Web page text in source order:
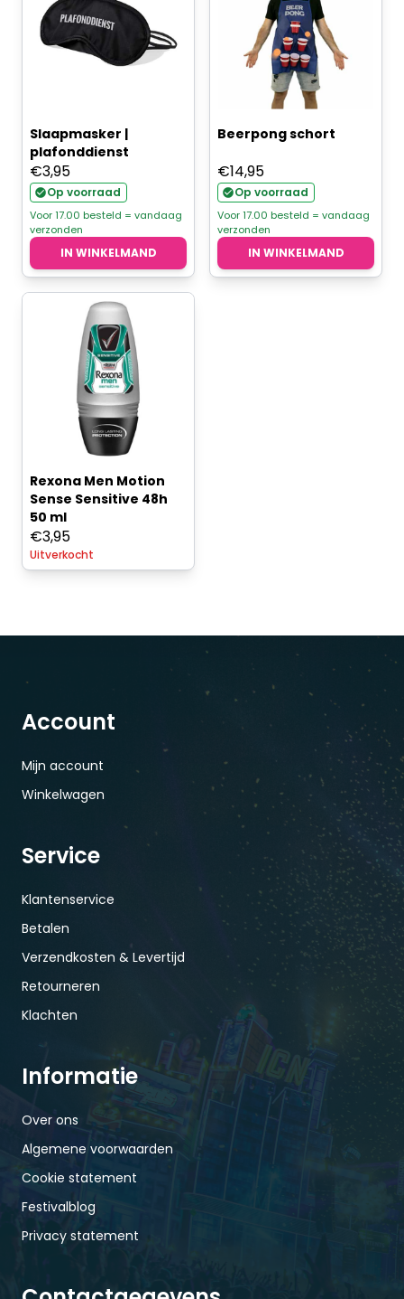
Slaapmasker |
plafonddienst
€3,95
Op voorraad
Voor 17.00 besteld = vandaag
verzonden
IN WINKELMAND
Beerpong schort
€14,95
Op voorraad
Voor 17.00 besteld = vandaag
verzonden
IN WINKELMAND
Rexona Men Motion
Sense Sensitive 48h
50 ml
€3,95
Uitverkocht
Account
Mijn account
Winkelwagen
Service
Klantenservice
Betalen
Verzendkosten & Levertijd
Retourneren
Klachten
Informatie
Over ons
Algemene voorwaarden
Cookie statement
Festivalblog
Privacy statement